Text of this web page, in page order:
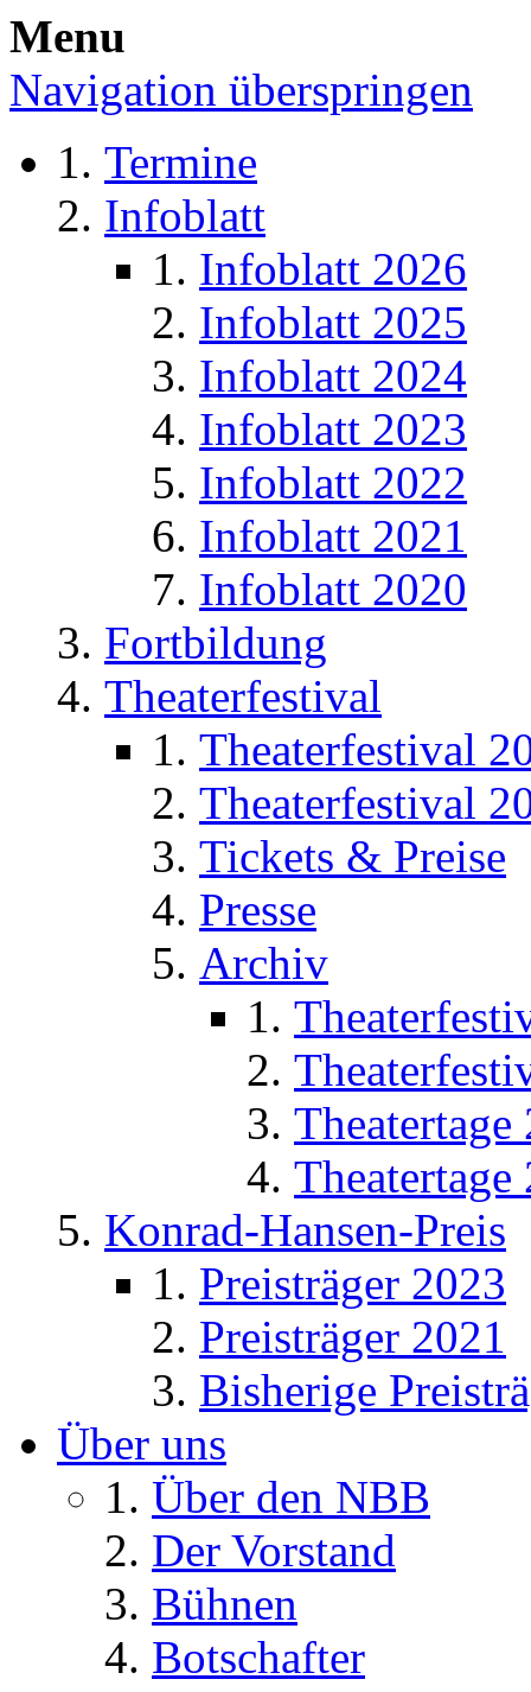
Menu
Navigation überspringen
Termine
Infoblatt
Infoblatt 2026
Infoblatt 2025
Infoblatt 2024
Infoblatt 2023
Infoblatt 2022
Infoblatt 2021
Infoblatt 2020
Fortbildung
Theaterfestival
Theaterfestival
Theaterfestival
Tickets & Preise
Presse
Archiv
Theatertage
Theatertage
Konrad-Hansen-Preis
Preisträger 2023
Preisträger 2021
Bisherige
Über uns
Über den NBB
Der Vorstand
Bühnen
Botschafter